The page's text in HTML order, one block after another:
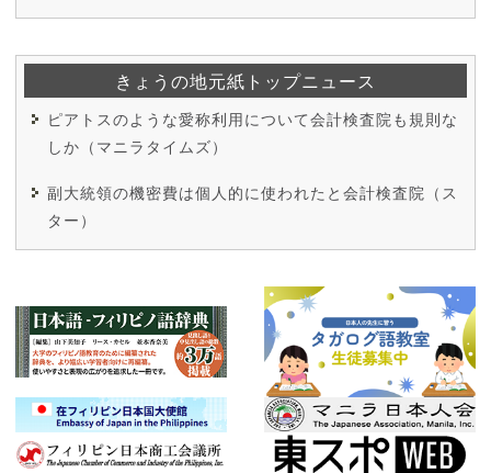
きょうの地元紙トップニュース
ピアトスのような愛称利用について会計検査院も規則な
しか（マニラタイムズ）
副大統領の機密費は個人的に使われたと会計検査院（ス
ター）